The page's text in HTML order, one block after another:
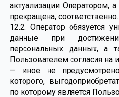
актуализации Оператором,
прекращена, соответственно.
12.2. Оператор обязуется
данные при
персональных данных, а
Пользователем согласия на
— иное не
которого,
по которому является